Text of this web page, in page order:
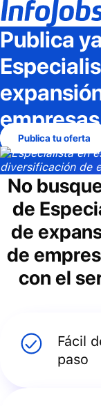
Publica
empresas
Publica tu oferta
No
de
de
de
con el
Fácil
paso